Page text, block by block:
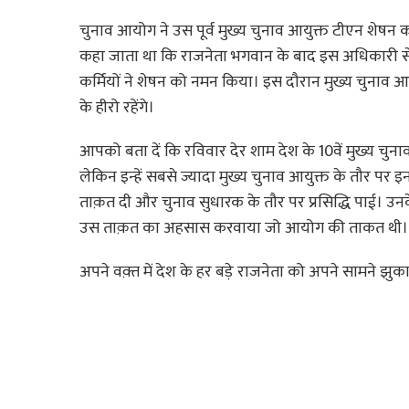
चुनाव आयोग ने उस पूर्व मुख्य चुनाव आयुक्त टीएन शेषन
कहा जाता था कि राजनेता भगवान के बाद इस
कर्मियों ने शेषन को नमन किया। इस दौरान मुख्य
के हीरो रहेंगे।
आपको बता दें कि रविवार देर शाम देश के 10वें मुख्य
लेकिन इन्हें सबसे ज्यादा मुख्य चुनाव आयुक्त के तौर पर
ताक़त दी और चुनाव सुधारक के तौर पर प्रसिद्धि
उस ताक़त का अहसास करवाया जो आयोग की ताकत थी।
अपने वक़्त में देश के हर बड़े राजनेता को अपने सामने